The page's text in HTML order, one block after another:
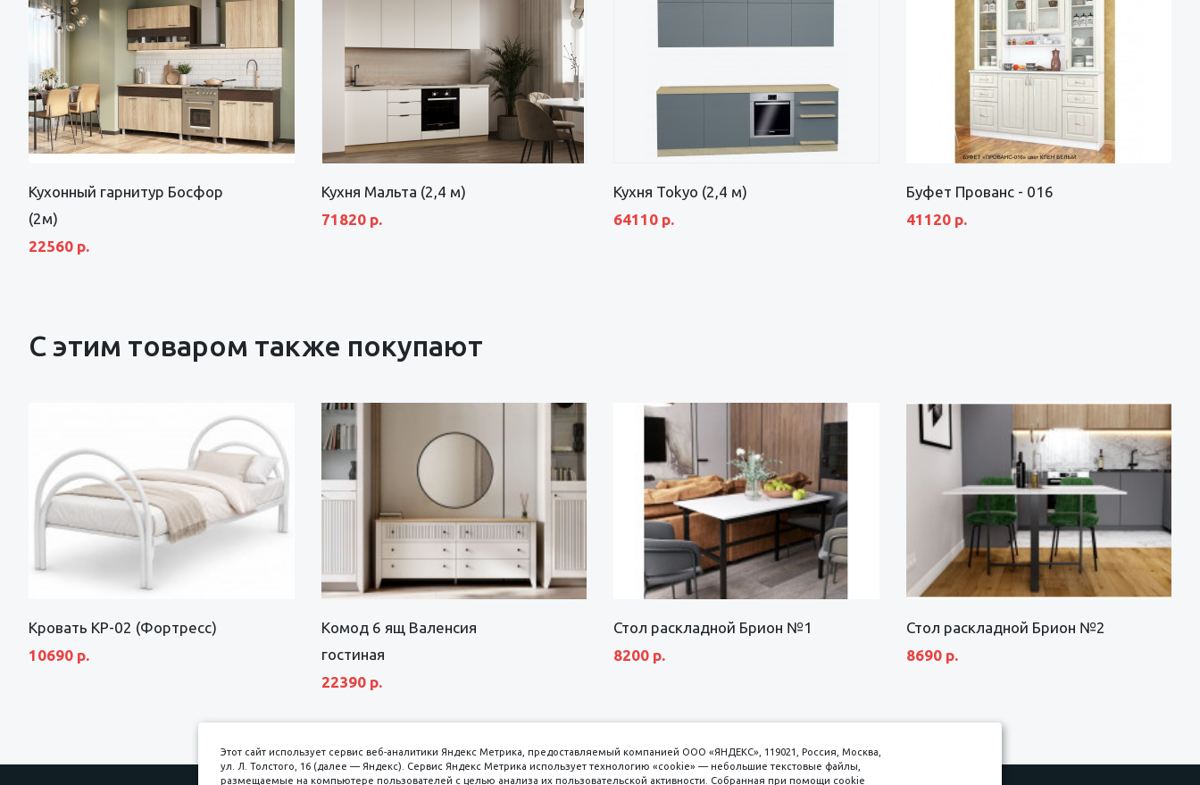
Кухонный гарнитур Босфор
(2м)
22560 р.
Кухня Мальта (2,4 м)
71820 р.
Кухня Tokyo (2,4 м)
64110 р.
Буфет Прованс - 016
41120 р.
С этим товаром также покупают
Кровать КР-02 (Фортресс)
10690 р.
Комод 6 ящ Валенсия
гостиная
22390 р.
Стол раскладной Брион №1
8200 р.
Стол раскладной Брион №2
8690 р.
Этот сайт использует сервис веб-аналитики Яндекс Метрика, предоставляемый компанией ООО «ЯНДЕКС», 119021, Россия, Москва,
ул. Л. Толстого, 16 (далее — Яндекс). Сервис Яндекс Метрика использует технологию «cookie» — небольшие текстовые файлы,
размещаемые на компьютере пользователей с целью анализа их пользовательской активности. Собранная при помощи cookie